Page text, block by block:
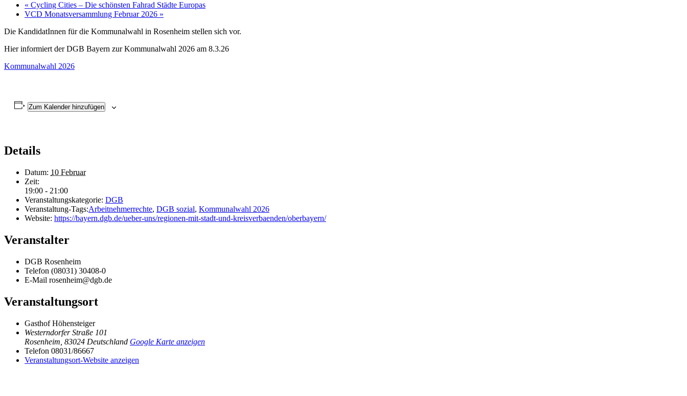
« Cycling Cities – Die schönsten Fahrad Städte Europas
VCD Monatsversammlung Februar 2026 »
Die KandidatInnen für die Kommunalwahl in Rosenheim stellen sich vor.
Hier informiert der DGB Bayern zur Kommunalwahl 2026 am 8.3.26
Kommunalwahl 2026
Zum Kalender hinzufügen
Details
Datum: 10 Februar
Zeit:
19:00 - 21:00
Veranstaltungskategorie: DGB
Veranstaltung-Tags:Arbeitnehmerrechte, DGB sozial, Kommunalwahl 2026
Website: https://bayern.dgb.de/ueber-uns/regionen-mit-stadt-und-kreisverbaenden/oberbayern/
Veranstalter
DGB Rosenheim
Telefon (08031) 30408-0
E-Mail rosenheim@dgb.de
Veranstaltungsort
Gasthof Höhensteiger
Westerndorfer Straße 101
Rosenheim 83024 Deutschland Google Karte anzeigen
Telefon 08031/86667
Veranstaltungsort-Website anzeigen